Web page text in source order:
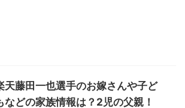
天藤田一也選手のお嫁さんや子ど
などの家族情報は？2児の父親！